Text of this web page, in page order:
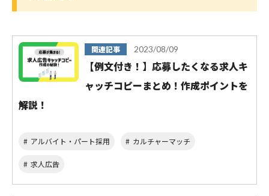
関連記事 2023/08/09
【例文付き！】応募したくなる求人キ
ャッチコピーまとめ！作成ポイントを
解説！
アルバイト・パート採用 カルチャーマッチ
求人広告